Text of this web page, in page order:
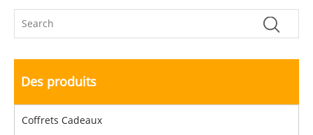
Des produits
Coffrets Cadeaux